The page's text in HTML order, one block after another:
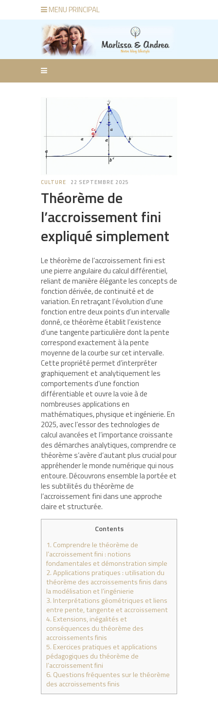
MENU PRINCIPAL
CULTURE 22 SEPTEMBRE 2025
Théorème de
l’accroissement fini
expliqué simplement
Le théorème de l’accroissement fini est
une pierre angulaire du calcul différentiel,
reliant de manière élégante les concepts de
fonction dérivée, de continuité et de
variation. En retraçant l’évolution d’une
fonction entre deux points d’un intervalle
donné, ce théorème établit l’existence
d’une tangente particulière dont la pente
correspond exactement à la pente
moyenne de la courbe sur cet intervalle.
Cette propriété permet d’interpréter
graphiquement et analytiquement les
comportements d’une fonction
différentiable et ouvre la voie à de
nombreuses applications en
mathématiques, physique et ingénierie. En
2025, avec l’essor des technologies de
calcul avancées et l’importance croissante
des démarches analytiques, comprendre ce
théorème s’avère d’autant plus crucial pour
appréhender le monde numérique qui nous
entoure. Découvrons ensemble la portée et
les subtilités du théorème de
l’accroissement fini dans une approche
claire et structurée.
Contents
1. Comprendre le théorème de
l’accroissement fini : notions
fondamentales et démonstration simple
2.Applications pratiques : utilisation du
théorème des accroissements finis dans
la modélisation et l’ingénierie
3. Interprétations géométriques et liens
entre pente, tangente et accroissement
4. Extensions, inégalités et
conséquences du théorème des
accroissements finis
5. Exercices pratiques et applications
pédagogiques du théorème de
l’accroissement fini
6. Questions fréquentes sur le théorème
des accroissements finis